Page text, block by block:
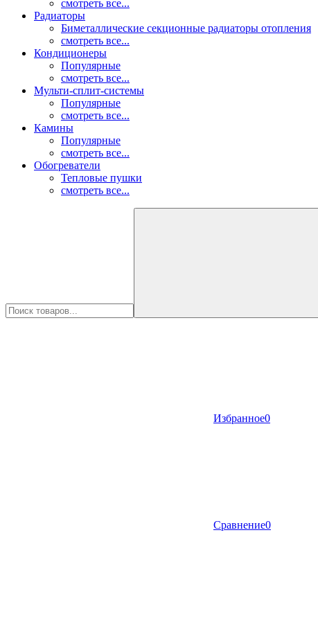
смотреть все...
Радиаторы
Биметаллические секционные радиаторы отопления
смотреть все...
Кондиционеры
Популярные
смотреть все...
Мульти-сплит-системы
Популярные
смотреть все...
Камины
Популярные
смотреть все...
Обогреватели
Тепловые пушки
смотреть все...
Избранное0
Сравнение0